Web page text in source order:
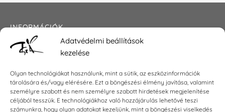
Adatvédelmi beállítások
kezelése
Olyan technológiákat használunk, mint a sütik, az eszközinformációk
tárolására és/vagy elérésére. Ezt a böngészési élmény javítása, valamint
személyre szabott és nem személyre szabott hirdetések megjelenítése
céljából tesszük. E technológiákhoz való hozzájárulás lehetővé teszi
számunkra, hogy olyan adatokat kezeljünk, mint a böngészési viselkedés
INFORMÁCIÓK
Általános szerződési feltételek
Impresszum
KAPCSOLAT